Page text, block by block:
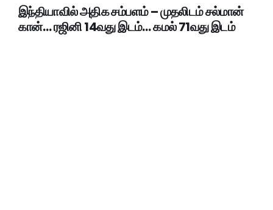
இந்தியாவில் அதிக சம்பளம் – முதலிடம் சல்மான்
கான்… ரஜினி 14வது இடம்… கமல் 71வது இடம்